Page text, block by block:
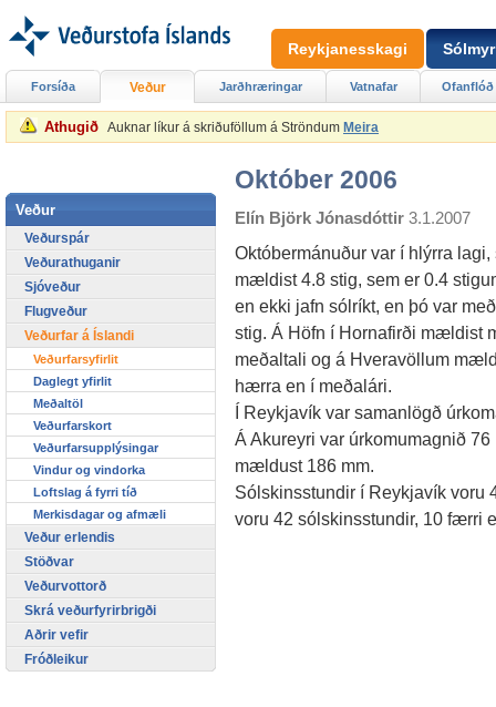
Athugið Auknar líkur á skriðuföllum á Ströndum Meira
Október 2006
Elín Björk Jónasdóttir 3.1.2007
Októbermánuður var í hlýrra
mældist 4.8 stig, sem er 0.4
en ekki jafn sólríkt, en þó var
stig. Á Höfn í Hornafirði mældist
meðaltali og á Hveravöllum
hærra en í meðalári.
Í Reykjavík var samanlögð
Á Akureyri var úrkomumagnið
mældust 186 mm.
Sólskinsstundir í Reykjavík voru
voru 42 sólskinsstundir, 10 færri
Forsíða Veður Jarðhræringar Vatnafar Ofanflóð
Veður
Veðurspár
Veðurathuganir
Sjóveður
Flugveður
Veðurfar á Íslandi
Veðurfarsyfirlit
Daglegt yfirlit
Meðaltöl
Veðurfarskort
Veðurfarsupplýsingar
Vindur og vindorka
Loftslag á fyrri tíð
Merkisdagar og afmæli
Veður erlendis
Stöðvar
Veðurvottorð
Skrá veðurfyrirbrigði
Aðrir vefir
Fróðleikur
Reykjanesskagi